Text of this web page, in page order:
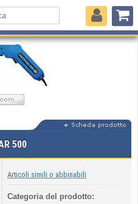
500
Articoli simili o abbinabili
Categoria del prodotto: